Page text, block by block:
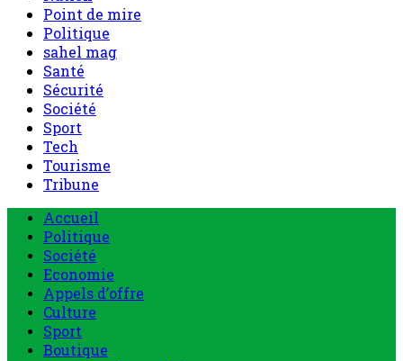
Point de mire
Politique
sahel mag
Santé
Sécurité
Société
Sport
Tech
Tourisme
Tribune
Accueil
Politique
Société
Economie
Appels d’offre
Culture
Sport
Boutique